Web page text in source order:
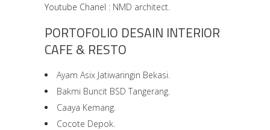
Youtube Chanel : NMD architect.
PORTOFOLIO DESAIN INTERIOR
CAFE & RESTO
Ayam Asix Jatiwaringin Bekasi.
Bakmi Buncit BSD Tangerang.
Caaya Kemang.
Cocote Depok.